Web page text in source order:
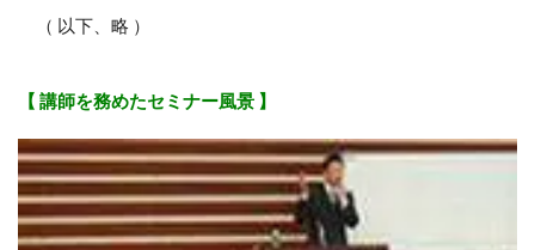
（ 以下、略 ）
【 講師を務めたセミナー風景 】